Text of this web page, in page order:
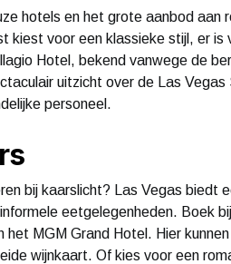
hotels en het grote aanbod aan
kiest voor een klassieke stijl, er
Hotel, bekend vanwege de
uitzicht over de Las Vegas
personeel.
bij kaarslicht? Las Vegas biedt
eetgelegenheden. Boek
MGM Grand Hotel. Hier
wijnkaart. Of kies voor een